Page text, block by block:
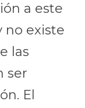
a este
no existe
las
ser
El